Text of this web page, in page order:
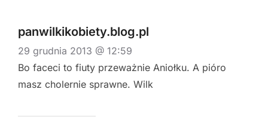
panwilkikobiety.blog.pl
29 grudnia 2013 @ 12:59
Bo faceci to fiuty przeważnie Aniołku. A pióro
masz cholernie sprawne. Wilk